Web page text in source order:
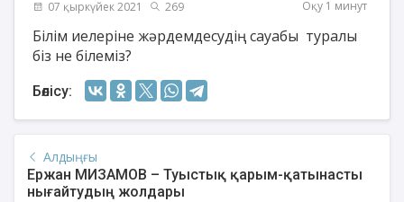
07 қыркүйек 2021 269 Оқу 1 минут
Білім иелеріне жәрдемдесудің сауабы туралы
біз не білеміз?
Бөлісу:
Алдыңғы
Ержан МИЗАМОВ – Туыстық қарым-қатынасты
нығайтудың жолдары